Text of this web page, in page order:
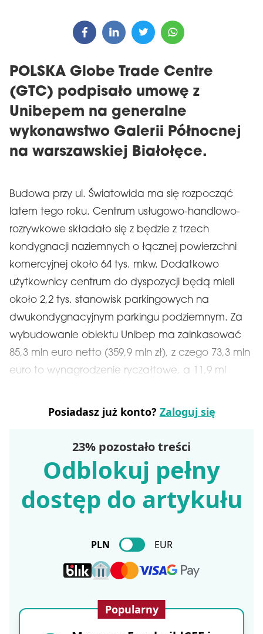
POLSKA Globe Trade Centre
(GTC) podpisało umowę z
Unibepem na generalne
wykonawstwo Galerii Północnej
na warszawskiej Białołęce.
Budowa przy ul. Światowida ma się rozpocząć
latem tego roku. Centrum usługowo-handlowo-
rozrywkowe składało się z będzie z trzech
kondygnacji naziemnych o łącznej powierzchni
komercyjnej około 64 tys. mkw. Dodatkowo
użytkownicy centrum do dyspozycji będą mieli
około 2,2 tys. stanowisk parkingowych na
dwukondygnacyjnym parkingu podziemnym. Za
wybudowanie obiektu Unibep ma zainkasować
85,3 mln euro netto (359,9 mln zł), z czego 73,3 mln
euro to wynagrodzenie ryczałtowe, a 11,9 ml
Posiadasz już konto? Zaloguj się
23% pozostało treści
Odblokuj pełny
dostęp do artykułu
PLN EUR
Popularny